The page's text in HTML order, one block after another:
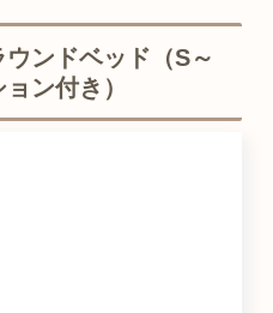
ンドベッド（S～
ン付き）